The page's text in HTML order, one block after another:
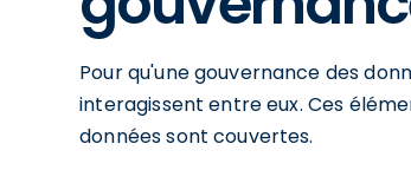
Pour qu'une gouvernance des
interagissent entre eux. Ces
données sont couvertes.